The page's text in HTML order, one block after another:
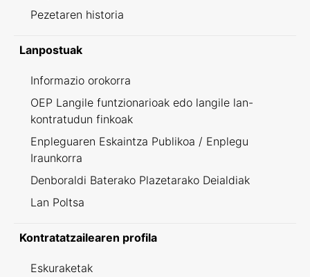
Pezetaren historia
Lanpostuak
Informazio orokorra
OEP Langile funtzionarioak edo langile lan-
kontratudun finkoak
Enpleguaren Eskaintza Publikoa / Enplegu
Iraunkorra
Denboraldi Baterako Plazetarako Deialdiak
Lan Poltsa
Kontratatzailearen profila
Eskuraketak